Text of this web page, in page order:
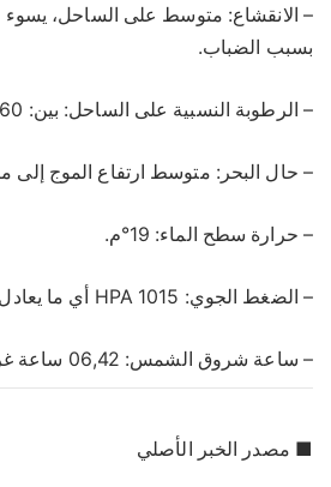
– الانقشاع: متوسط على الساحل،
بسبب الضباب.
– الرطوبة النسبية على الساحل: بين: 60 و85%.
– حال البحر: متوسط ارتفاع الموج إلى
– حرارة سطح الماء: 19°م.
– الضغط الجوي: 1015 HPA أي ما يعادل: 761 ملم زئبق.
– ساعة شروق الشمس: 06,42 ساعة غروب الشمس: 16,54
■ مصدر الخبر الأصلي